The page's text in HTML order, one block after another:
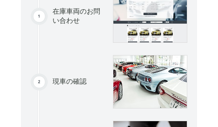
在庫車両のお問
い合わせ
現車の確認